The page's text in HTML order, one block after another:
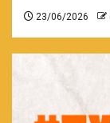
23/06/2026